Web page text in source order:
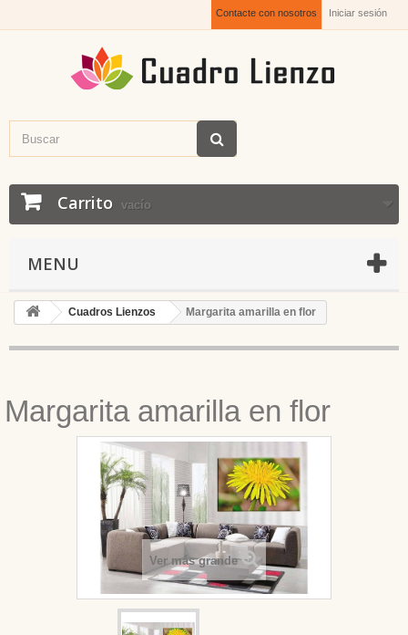
Iniciar sesión
Contacte con nosotros
Carrito vacío
MENU
Cuadros Lienzos Margarita amarilla en flor
Margarita amarilla en flor
Ver más grande